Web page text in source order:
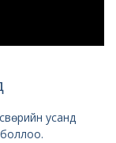
усанд